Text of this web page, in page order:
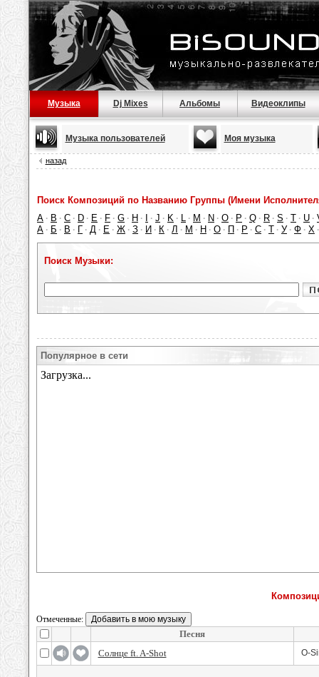
Музыка Dj Mixes Альбомы Видеоклипы
Музыка пользователей Моя музыка
назад
Поиск Композиций по Названию Группы (Имени
A · B · C · D · E · F · G · H · · J · K · L · M · N · O · P · Q · R · S · T · U ·
А · Б · В · Г · Д · Е · Ж · З · И · К · Л · М · Н · О · П · Р · С · Т · У · Ф · Х
Поиск Музыки:
Популярное в сети
Отмеченные:
Песня
Солнце ft. A-Shot
O-